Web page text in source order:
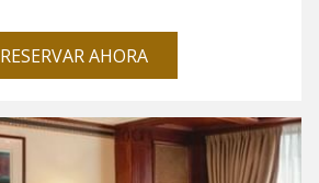
RESERVAR AHORA